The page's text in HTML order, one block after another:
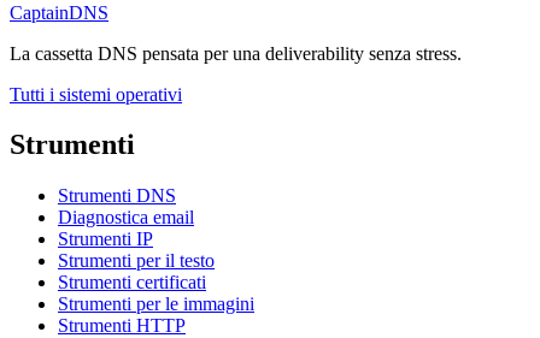
CaptainDNS
La cassetta DNS pensata per una deliverability senza stress.
Tutti i sistemi operativi
Strumenti
Strumenti DNS
Diagnostica email
Strumenti IP
Strumenti per il testo
Strumenti certificati
Strumenti per le immagini
Strumenti HTTP